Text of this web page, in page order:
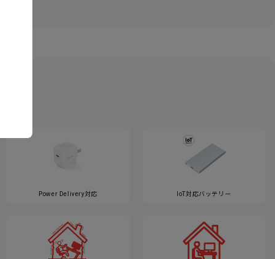
Power Delivery対応 IoT対応バッテリー